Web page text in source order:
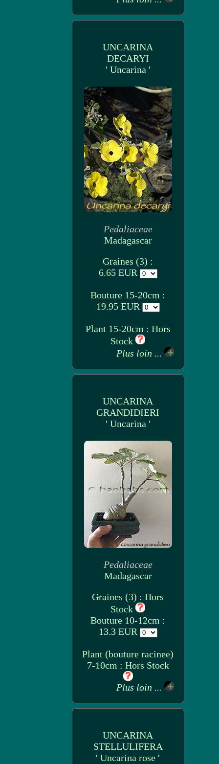
UNCARINA
DECARYI
' Uncarina '
Pedaliaceae
Madagascar
Graines (3) :
6.65 EUR
Bouture 15-20cm :
19.95 EUR
Plant 15-20cm : Hors
Stock
Plus loin ...
UNCARINA
GRANDIDIERI
' Uncarina '
Pedaliaceae
Madagascar
Graines (3) : Hors
Stock
Bouture 10-12cm :
13.3 EUR
Plant (bouture racinee)
7-10cm : Hors Stock
Plus loin ...
UNCARINA
STELLULIFERA
' Uncarina rose '